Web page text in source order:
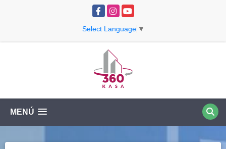
Facebook
InstagramYouTube
Select Language ▼
MENÚ